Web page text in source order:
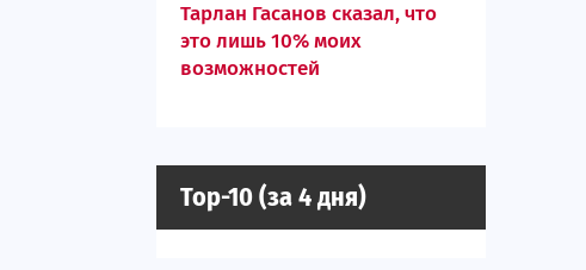
Тарлан Гасанов сказал, что
это лишь 10% моих
возможностей
Top-10 (за 4 дня)